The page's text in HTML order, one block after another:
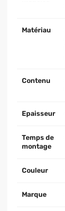
Matériau
Contenu
Epaisseur
Temps de
montage
Couleur
Marque